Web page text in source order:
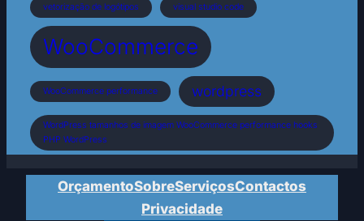
vetorização de logótipos visual studio code
WooCommerce
WooCommerce performance wordpress
WordPress tamanhos de imagem WooCommerce performance hooks
PHP WordPress
OrçamentoSobreServiçosContactos
Privacidade